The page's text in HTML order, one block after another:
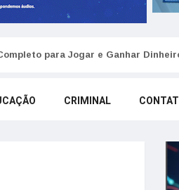
para Jogar e Ganhar
CRIMINAL